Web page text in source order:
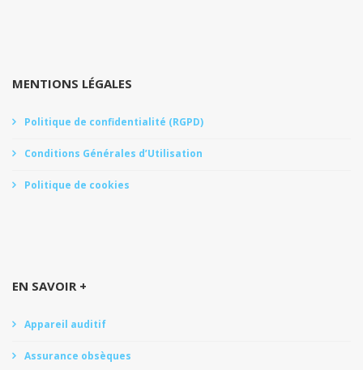
MENTIONS LÉGALES
Politique de confidentialité (RGPD)
Conditions Générales d’Utilisation
Politique de cookies
EN SAVOIR +
Appareil auditif
Assurance obsèques